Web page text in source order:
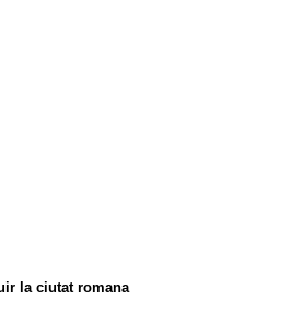
la ciutat romana